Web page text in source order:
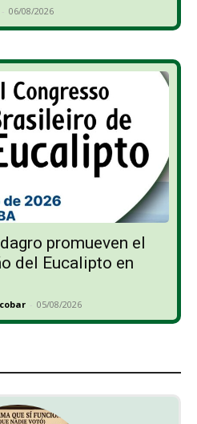
- 06/08/2026
promueven el
del Eucalipto en
- 05/08/2026